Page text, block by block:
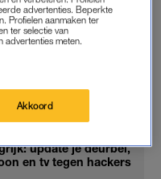
worden opgeslagen,
de afgelopen jaren was
e-mailadressen en
update je deurbel,
en tv tegen hackers
advertenties. Beperkte
Profielen aanmaken ter
ter selectie van
advertenties meten.
Akkoord